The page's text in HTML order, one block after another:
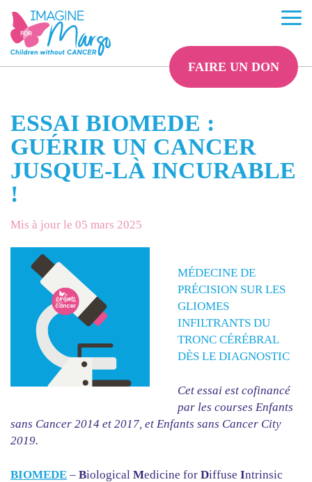
FAIRE UN DON
ESSAI BIOMEDE :
GUÉRIR UN CANCER
JUSQUE-LÀ INCURABLE
!
Mis à jour le 05 mars 2025
MÉDECINE DE
PRÉCISION SUR LES
GLIOMES
INFILTRANTS DU
TRONC CÉRÉBRAL
DÈS LE DIAGNOSTIC
Cet essai est cofinancé
par les courses Enfants
sans Cancer 2014 et 2017, et Enfants sans Cancer City
2019.
BIOMEDE – Biological Medicine for Diffuse Intrinsic